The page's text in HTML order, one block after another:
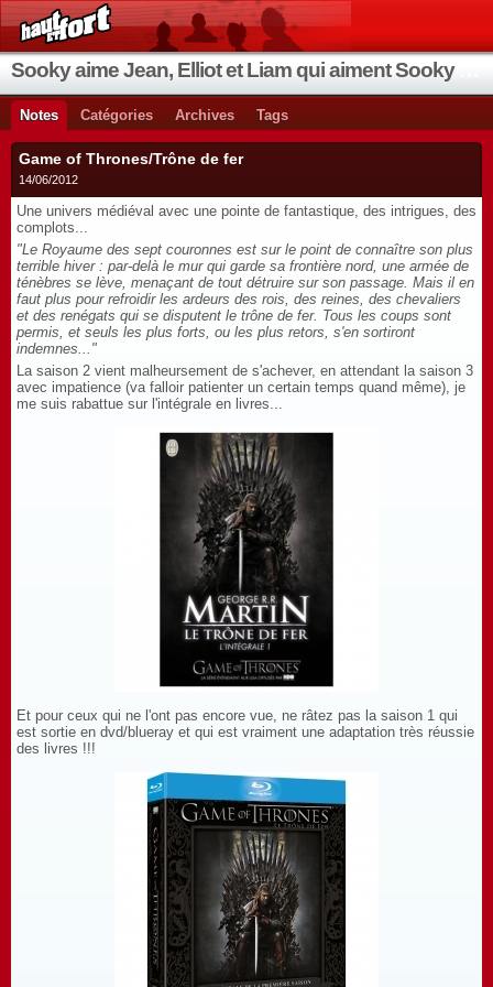
Notes Catégories Archives Tags
Game of Thrones/Trône de fer
14/06/2012
Une univers médiéval avec une pointe de fantastique, des intrigues, des
complots...
"Le Royaume des sept couronnes est sur le point de connaître son plus
terrible hiver : par-delà le mur qui garde sa frontière nord, une armée de
ténèbres se lève, menaçant de tout détruire sur son passage. Mais il en
faut plus pour refroidir les ardeurs des rois, des reines, des chevaliers
et des renégats qui se disputent le trône de fer. Tous les coups sont
permis, et seuls les plus forts, ou les plus retors, s'en sortiront
indemnes..."
La saison 2 vient malheursement de s'achever, en attendant la saison 3
avec impatience (va falloir patienter un certain temps quand même), je
me suis rabattue sur l'intégrale en livres...
Et pour ceux qui ne l'ont pas encore vue, ne râtez pas la saison 1 qui
est sortie en dvd/blueray et qui est vraiment une adaptation très réussie
des livres !!!